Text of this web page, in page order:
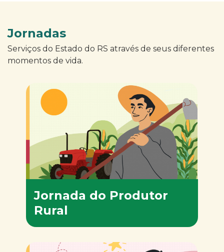
Jornadas
Serviços do Estado do RS através de seus diferentes
momentos de vida.
Jornada do Produtor
Rural